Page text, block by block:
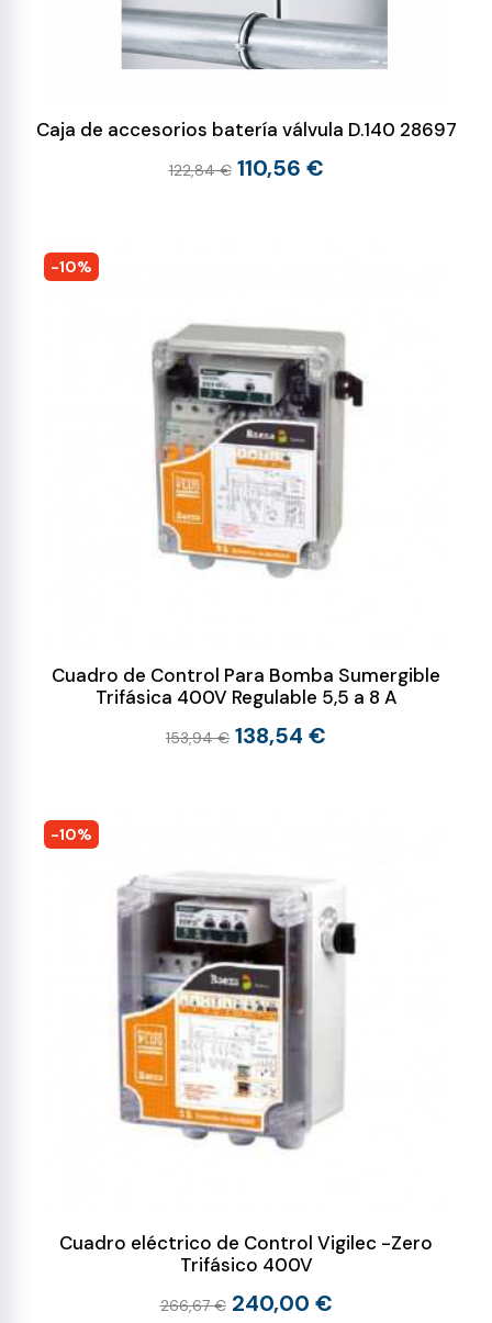
Caja de accesorios batería válvula D.140 28697
122,84 € 110,56 €
-10%
Cuadro de Control Para Bomba Sumergible
Trifásica 400V Regulable 5,5 a 8 A
153,94 € 138,54 €
-10%
Cuadro eléctrico de Control Vigilec -Zero
Trifásico 400V
266,67 € 240,00 €